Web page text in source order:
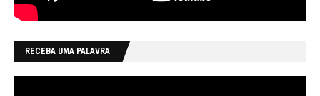
RECEBA UMA PALAVRA